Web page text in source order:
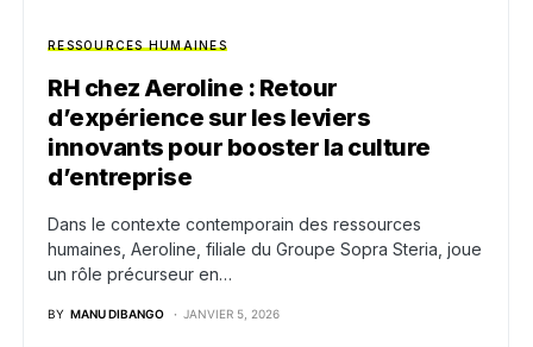
RESSOURCES HUMAINES
RH chez Aeroline : Retour
d’expérience sur les leviers
innovants pour booster la culture
d’entreprise
Dans le contexte contemporain des ressources
humaines, Aeroline, filiale du Groupe Sopra Steria, joue
un rôle précurseur en…
BY MANU DIBANGO JANVIER 5, 2026